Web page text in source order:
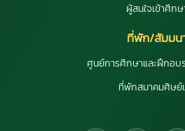
ผู้สนใจเข้าศึก
ที่พัก/สัมมน
ศูนย์การศึกษาและฝึกอบ
ที่พักสมาคมศิษย์